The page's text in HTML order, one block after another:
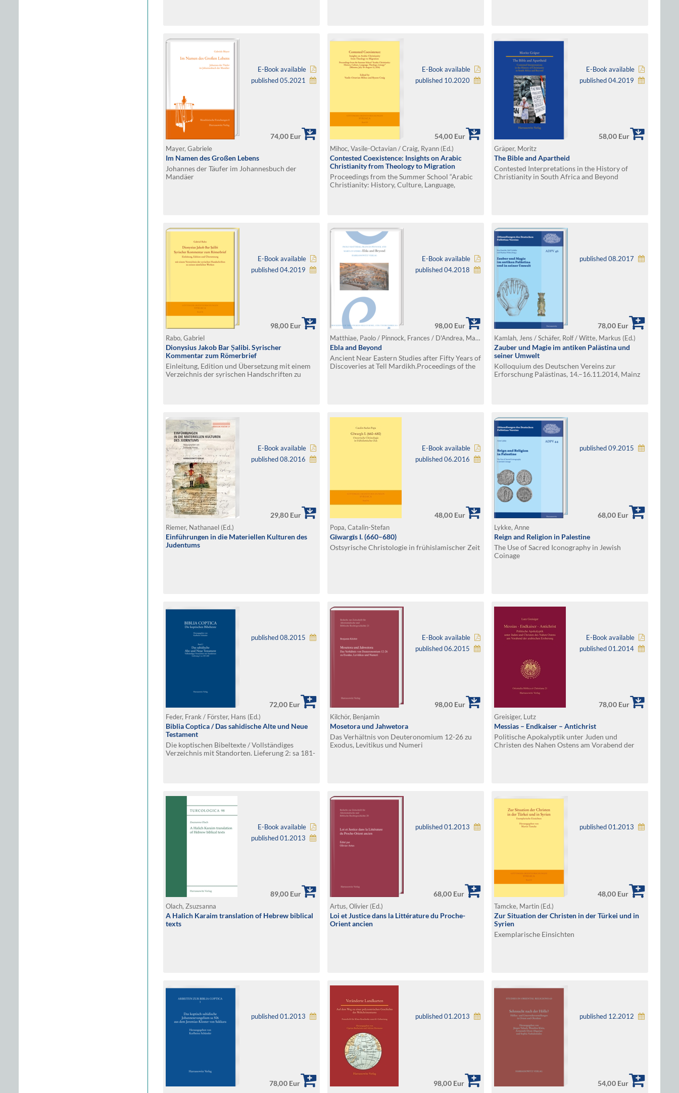
E-Book available
published 05.2021
74,00 Eur
Mayer, Gabriele
Im Namen des Großen Lebens
Johannes der Täufer im Johannesbuch der
Mandäer
E-Book available
published 10.2020
54,00 Eur
Mihoc, Vasile-Octavian / Craig, Ryann (Ed.)
Contested Coexistence: Insights on Arabic
Christianity from Theology to Migration
Proceedings from the Summer School “Arabic
Christianity: History, Culture, Language,
E-Book available
published 04.2019
58,00 Eur
Gräper, Moritz
The Bible and Apartheid
Contested Interpretations in the History of
Christianity in South Africa and Beyond
E-Book available
published 04.2019
98,00 Eur
Rabo, Gabriel
Dionysius Jakob Bar Ṣalibi. Syrischer
Kommentar zum Römerbrief
Einleitung, Edition und Übersetzung mit einem
Verzeichnis der syrischen Handschriften zu
E-Book available
published 04.2018
98,00 Eur
Matthiae, Paolo / Pinnock, Frances / D'Andrea, Marta (Ed.)
Ebla and Beyond
Ancient Near Eastern Studies after Fifty Years of
Discoveries at Tell Mardikh.Proceedings of the
published 08.2017
78,00 Eur
Kamlah, Jens / Schäfer, Rolf / Witte, Markus (Ed.)
Zauber und Magie im antiken Palästina und
seiner Umwelt
Kolloquium des Deutschen Vereins zur
Erforschung Palästinas, 14.–16.11.2014, Mainz
E-Book available
published 08.2016
29,80 Eur
Riemer, Nathanael (Ed.)
Einführungen in die Materiellen Kulturen des
Judentums
E-Book available
published 06.2016
48,00 Eur
Popa, Catalin-Stefan
Gīwargīs I. (660–680)
Ostsyrische Christologie in frühislamischer Zeit
published 09.2015
68,00 Eur
Lykke, Anne
Reign and Religion in Palestine
The Use of Sacred Iconography in Jewish
Coinage
published 08.2015
72,00 Eur
Feder, Frank / Förster, Hans (Ed.)
Biblia Coptica / Das sahidische Alte und Neue
Testament
Die koptischen Bibeltexte / Vollständiges
Verzeichnis mit Standorten. Lieferung 2: sa 181-
E-Book available
published 06.2015
98,00 Eur
Kilchör, Benjamin
Mosetora und Jahwetora
Das Verhältnis von Deuteronomium 12-26 zu
Exodus, Levitikus und Numeri
E-Book available
published 01.2014
78,00 Eur
Greisiger, Lutz
Messias – Endkaiser – Antichrist
Politische Apokalyptik unter Juden und
Christen des Nahen Ostens am Vorabend der
E-Book available
published 01.2013
89,00 Eur
Olach, Zsuzsanna
A Halich Karaim translation of Hebrew biblical
texts
published 01.2013
68,00 Eur
Artus, Olivier (Ed.)
Loi et Justice dans la Littérature du Proche-
Orient ancien
published 01.2013
48,00 Eur
Tamcke, Martin (Ed.)
Zur Situation der Christen in der Türkei und in
Syrien
Exemplarische Einsichten
published 01.2013
78,00 Eur
published 01.2013
98,00 Eur
published 12.2012
54,00 Eur